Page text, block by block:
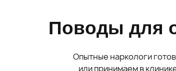
Поводы для
Опытные наркологи
или принимаем в